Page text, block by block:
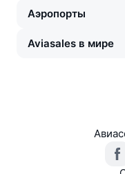
Аэропорты
Aviasales в мире